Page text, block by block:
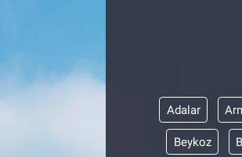
Adalar
Beykoz
Kültür Sanat